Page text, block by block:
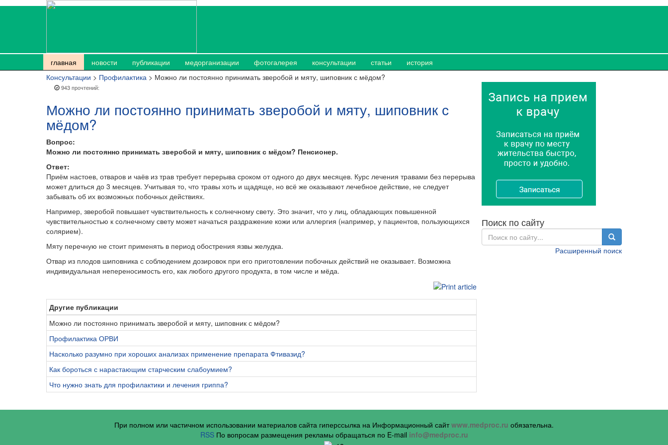
главная новости публикации медорганизации фотогалерея консультации статьи
история
Консультации > Профилактика > Можно ли постоянно принимать зверобой и мяту, шиповник с мёдом?
943 прочтений:
Можно ли постоянно принимать зверобой и мяту, шиповник с
мёдом?
Вопрос:
Можно ли постоянно принимать зверобой и мяту, шиповник с мёдом? Пенсионер.
Ответ:
Приём настоев, отваров и чаёв из трав требует перерыва сроком от одного до двух месяцев. Курс лечения травами без перерыва
может длиться до 3 месяцев. Учитывая то, что травы хоть и щадяще, но всё же оказывают лечебное действие, не следует
забывать об их возможных побочных действиях.
Например, зверобой повышает чувствительность к солнечному свету. Это значит, что у лиц, обладающих повышенной
чувствительностью к солнечному свету может начаться раздражение кожи или аллергия (например, у пациентов, пользующихся
солярием).
Мяту перечную не стоит применять в период обострения язвы желудка.
Отвар из плодов шиповника с соблюдением дозировок при его приготовлении побочных действий не оказывает. Возможна
индивидуальная непереносимость его, как любого другого продукта, в том числе и мёда.
Другие публикации
Можно ли постоянно принимать зверобой и мяту, шиповник с мёдом?
Профилактика ОРВИ
Насколько разумно при хороших анализах применение препарата Фтивазид?
Как бороться с нарастающим старческим слабоумием?
Что нужно знать для профилактики и лечения гриппа?
Поиск по сайту
Расширенный поиск
При полном или частичном использовании материалов сайта гиперссылка на Информационный сайтwww.medproc.ru обязательна.
RSSПо вопросам размещения рекламы обращаться по E-mail info@medproc.ru